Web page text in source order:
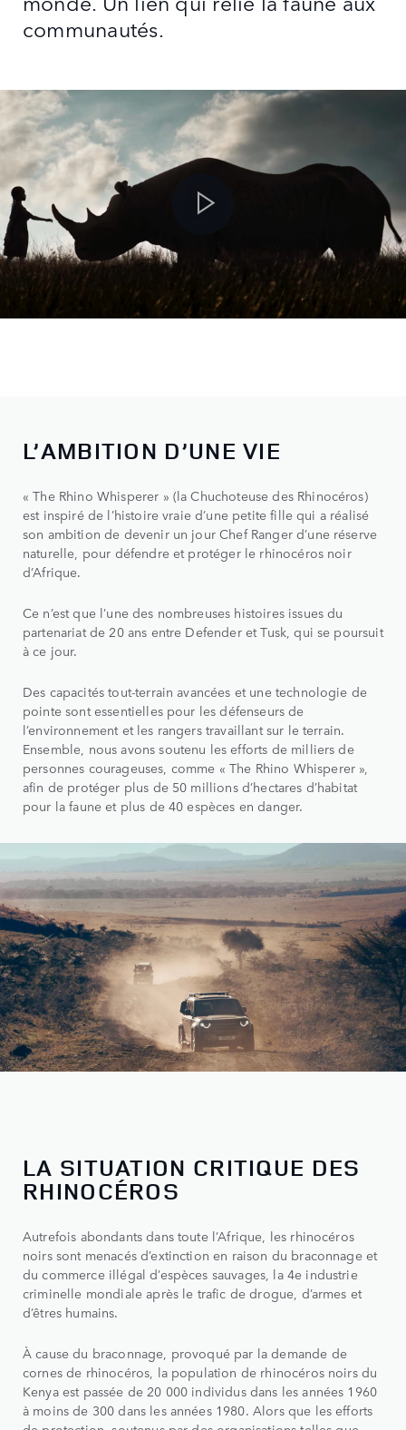
communautés.
L’AMBITION D’UNE VIE
« The Rhino Whisperer » (la Chuchoteuse des Rhinocéros)
est inspiré de l’histoire vraie d’une petite fille qui a réalisé
son ambition de devenir un jour Chef Ranger d’une réserve
naturelle, pour défendre et protéger le rhinocéros noir
d’Afrique.
Ce n’est que l’une des nombreuses histoires issues du
partenariat de 20 ans entre Defender et Tusk, qui se poursuit
à ce jour.
Des capacités tout-terrain avancées et une technologie de
pointe sont essentielles pour les défenseurs de
l’environnement et les rangers travaillant sur le terrain.
Ensemble, nous avons soutenu les efforts de milliers de
personnes courageuses, comme « The Rhino Whisperer »,
afin de protéger plus de 50 millions d’hectares d’habitat
pour la faune et plus de 40 espèces en danger.
LA SITUATION CRITIQUE DES
RHINOCÉROS
Autrefois abondants dans toute l’Afrique, les rhinocéros
noirs sont menacés d’extinction en raison du braconnage et
du commerce illégal d’espèces sauvages, la 4e industrie
criminelle mondiale après le trafic de drogue, d’armes et
d’êtres humains.
À cause du braconnage, provoqué par la demande de
cornes de rhinocéros, la population de rhinocéros noirs du
Kenya est passée de 20 000 individus dans les années 1960
à moins de 300 dans les années 1980. Alors que les efforts